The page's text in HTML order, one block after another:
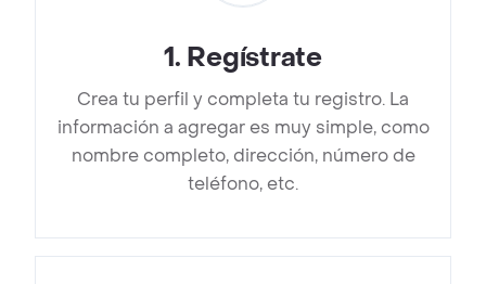
1. Regístrate
Crea tu perfil y completa tu registro. La
información a agregar es muy simple, como
nombre completo, dirección, número de
teléfono, etc.